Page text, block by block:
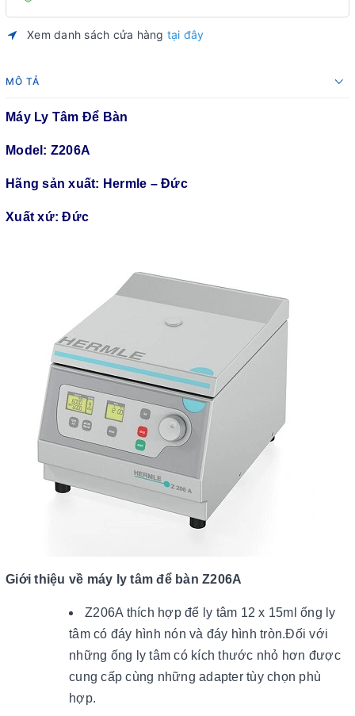
Xem danh sách cửa hàng tại đây
MÔ TẢ
Máy Ly Tâm Để Bàn
Model: Z206A
Hãng sản xuất: Hermle – Đức
Xuất xứ: Đức
Giới thiệu về máy ly tâm để bàn Z206A
Z206A thích hợp để ly tâm 12 x 15ml ống ly
tâm có đáy hình nón và đáy hình tròn.Đối với
những ống ly tâm có kích thước nhỏ hơn được
cung cấp cùng những adapter tùy chọn phù
hợp.